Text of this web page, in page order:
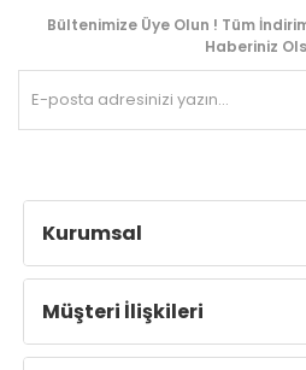
Bültenimize Üye Olun ! Tüm
Haberiniz
Kurumsal
Müşteri İlişkileri